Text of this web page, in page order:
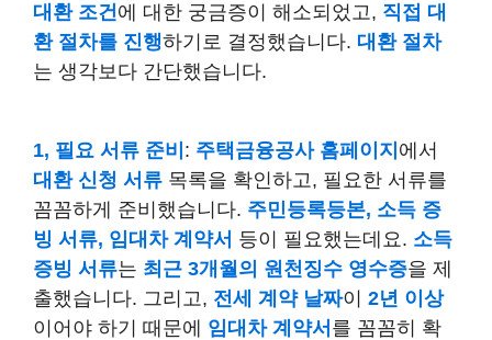
대환 조건에 대한 궁금증이 해소되었고, 직접 대
환 절차를 진행하기로 결정했습니다. 대환 절차
는 생각보다 간단했습니다.
1, 필요 서류 준비 : 주택금융공사 홈페이지 에서
대환 신청 서류 목록을 확인하고, 필요한 서류를
꼼꼼하게 준비했습니다. 주민등록등본, 소득 증
빙 서류, 임대차 계약서 등이 필요했는데요. 소득
증빙 서류는 최근 3개월의 원천징수 영수증을 제
출했습니다. 그리고, 전세 계약 날짜이 2년 이상
이어야 하기 때문에 임대차 계약서 를 꼼꼼히 확